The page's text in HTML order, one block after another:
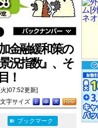
金融緩和策の
況指数』、そ
！
)07:52更新]
文字サイズ
ブックマーク